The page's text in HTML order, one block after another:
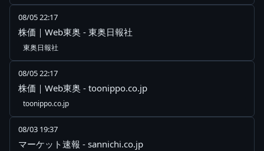
08/05 22:17
株価｜Web東奥 - 東奥日報社
東奥日報社
08/05 22:17
株価｜Web東奥 - toonippo.co.jp
toonippo.co.jp
08/03 19:37
マーケット速報 - sannichi.co.jp